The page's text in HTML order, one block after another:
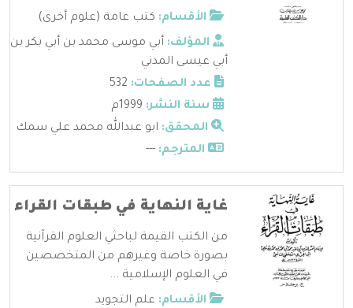
الأقسام: كتب عامة (علوم أخرى)
المؤلف: أبي موسى محمد بن أبي بكر بن
أبي عيسى المدني
عدد الصفحات:
سنة النشر:
المحقق: ابو عبدالله محمد علي سمك
المترجم: ---
غاية النهاية في طبقات القراء
من الكتب القيمة لباحثي العلوم القرآنية
بصورة خاصة وغيرهم من المتخصصين
في العلوم الإسلامية ...
الأقسام: علم التجويد